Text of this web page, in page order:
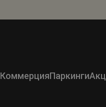
КоммерцияПаркинги